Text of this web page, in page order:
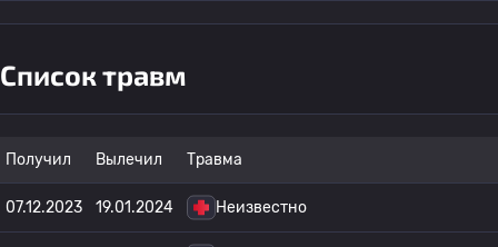
Список травм
Получил Вылечил Травма
07.12.2023 19.01.2024 Неизвестно